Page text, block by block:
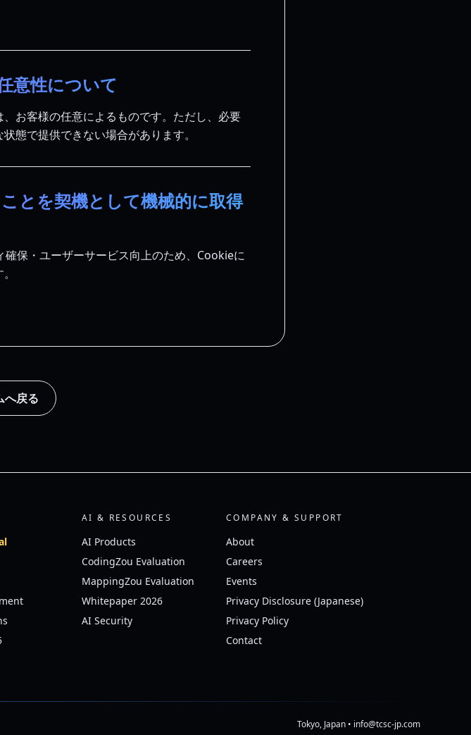
意性について
お客様の任意によるものです。ただし、必要
態で提供できない場合があります。
とを契機として機械的に取得
保・ユーザーサービス向上のため、Cookieに
へ戻る
AI & RESOURCES
AI Products
CodingZou Evaluation
MappingZou Evaluation
Whitepaper 2026
AI Security
COMPANY & SUPPORT
About
Careers
Events
Privacy Disclosure (Japanese)
Privacy Policy
Contact
Tokyo, Japan • info@tcsc-jp.com